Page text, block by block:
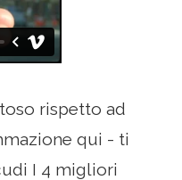
rispetto ad
qui - ti
I 4 migliori